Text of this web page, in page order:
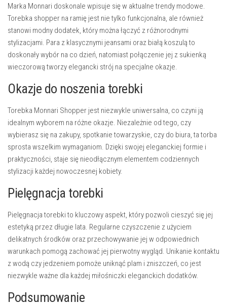
Marka Monnari doskonale wpisuje się w aktualne trendy modowe.
Torebka shopper na ramię jest nie tylko funkcjonalna, ale również
stanowi modny dodatek, który można łączyć z różnorodnymi
stylizacjami. Para z klasycznymi jeansami oraz białą koszulą to
doskonały wybór na co dzień, natomiast połączenie jej z sukienką
wieczorową tworzy elegancki strój na specjalne okazje.
Okazje do noszenia torebki
Torebka Monnari Shopper jest niezwykle uniwersalna, co czyni ją
idealnym wyborem na różne okazje. Niezależnie od tego, czy
wybierasz się na zakupy, spotkanie towarzyskie, czy do biura, ta torba
sprosta wszelkim wymaganiom. Dzięki swojej eleganckiej formie i
praktyczności, staje się nieodłącznym elementem codziennych
stylizacji każdej nowoczesnej kobiety.
Pielęgnacja torebki
Pielęgnacja torebki to kluczowy aspekt, który pozwoli cieszyć się jej
estetyką przez długie lata. Regularne czyszczenie z użyciem
delikatnych środków oraz przechowywanie jej w odpowiednich
warunkach pomogą zachować jej pierwotny wygląd. Unikanie kontaktu
z wodą czy jedzeniem pomoże uniknąć plam i zniszczeń, co jest
niezwykle ważne dla każdej miłośniczki eleganckich dodatków.
Podsumowanie